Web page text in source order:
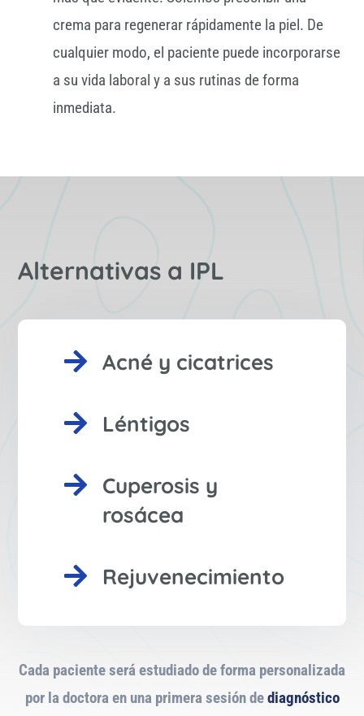
crema para regenerar rápidamente la piel. De
cualquier modo, el paciente puede incorporarse
a su vida laboral y a sus rutinas de forma
inmediata.
Alternativas a IPL
 Acné y cicatrices
 Léntigos

Cuperosis y
rosácea
 Rejuvenecimiento
Cada paciente será estudiado de forma personalizada
por la doctora en una primera sesión dediagnóstico